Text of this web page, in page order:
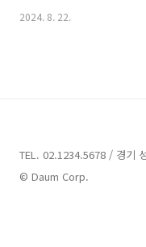
거지 ,sethome 상태숙련자 -
값이 20 이상일시전문가 ->
2024. 8. 22.
TEL. 02.1234.5678 / 경기
© Daum Corp.